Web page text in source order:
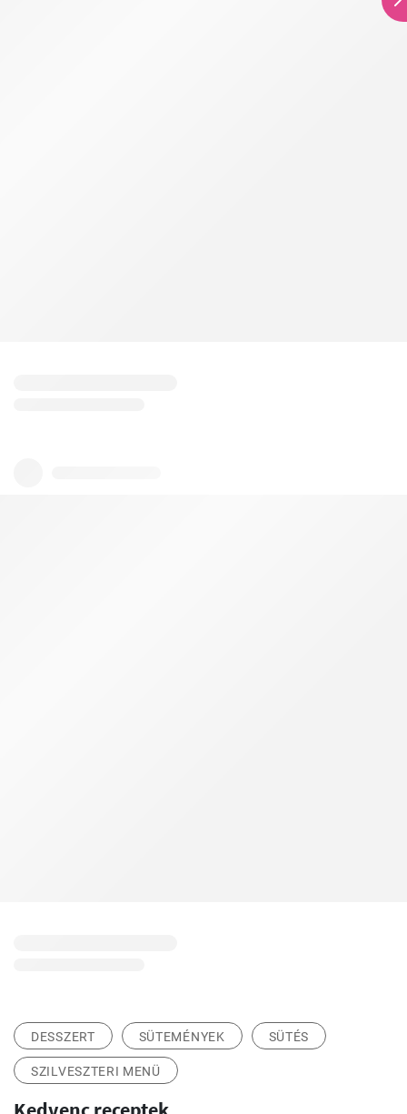
DESSZERT SÜTEMÉNYEK SÜTÉS
SZILVESZTERI MENÜ